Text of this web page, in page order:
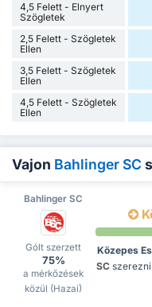
4,5 Felett - Elnyert
Szögletek
2,5 Felett - Szögletek
Ellen
3,5 Felett - Szögletek
Ellen
4,5 Felett - Szögletek
Ellen
Vajon Bahlinger SC
Bahlinger SC
Gólt szerzett
75%
a mérkőzések
közül (Hazai)
Közepes
SCszerezni